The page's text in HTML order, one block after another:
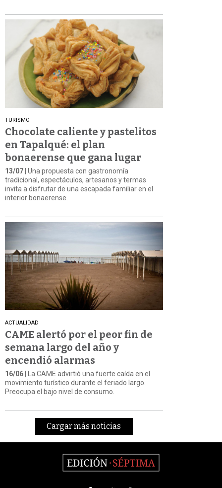
TURISMO
Chocolate caliente y pastelitos
en Tapalqué: el plan
bonaerense que gana lugar
13/07 | Una propuesta con gastronomía
tradicional, espectáculos, artesanos y termas
invita a disfrutar de una escapada familiar en el
interior bonaerense.
ACTUALIDAD
CAME alertó por el peor fin de
semana largo del año y
encendió alarmas
16/06 | La CAME advirtió una fuerte caída en el
movimiento turístico durante el feriado largo.
Preocupa el bajo nivel de consumo.
Cargar más noticias